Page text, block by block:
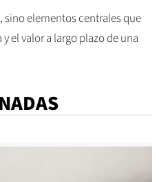
sino elementos centrales que
el valor a largo plazo de una